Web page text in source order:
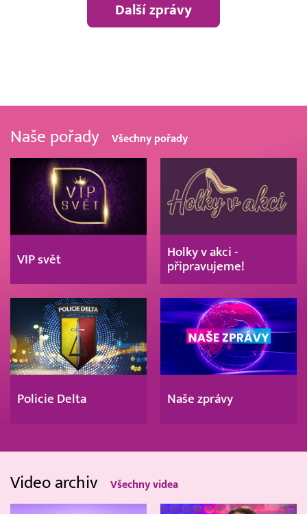
Další zprávy
Naše pořady Všechny pořady
VIP svět
Holky v akci -
připravujeme!
Policie Delta Naše zprávy
Video archiv Všechny videa